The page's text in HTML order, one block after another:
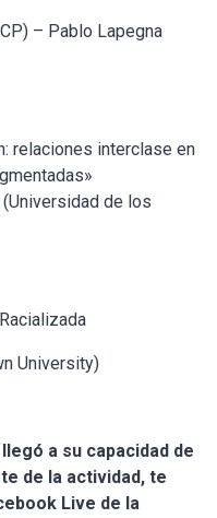
– Pablo Lapegna
relaciones interclase en
de los
University)
a su capacidad de
de la actividad, te
Live de la